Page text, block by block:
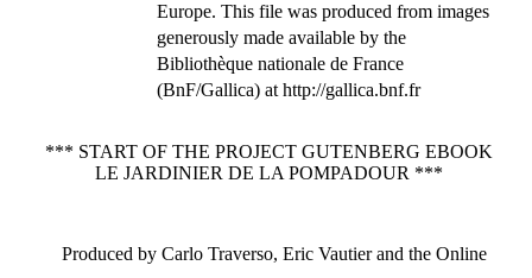
Europe. This file was produced from images
generously made available by the
Bibliothèque nationale de France
(BnF/Gallica) at http://gallica.bnf.fr
*** START OF THE PROJECT GUTENBERG EBOOK
LE JARDINIER DE LA POMPADOUR ***
Produced by Carlo Traverso, Eric Vautier and the Online